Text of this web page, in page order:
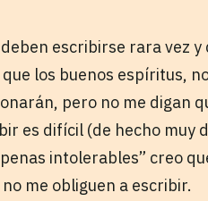
escribirse rara vez y
los buenos espíritus,
pero no me digan
es difícil (de hecho muy
intolerables” creo
me obliguen a escribir.